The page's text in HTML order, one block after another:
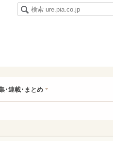
･連載･まとめ